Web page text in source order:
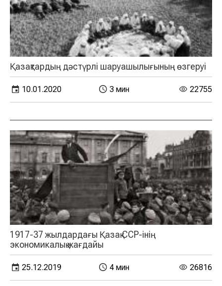
Қазақтардың дәстүрлі шаруашылығының өзгеруі
10.01.2020 3 мин 22755
1917-37 жылдардағы Қазақ ССР-інің
экономикалық жағдайы
25.12.2019 4 мин 26816